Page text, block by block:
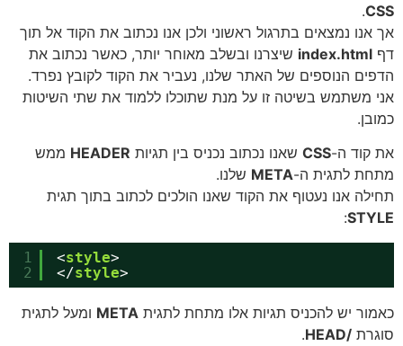
.
נמצאים בתרגול ראשוני ולכן אנו נכתוב את הקוד אל תוך
index.htmlשיצרנו ובשלב מאוחר יותר, כאשר נכתוב את
הנוספים של האתר שלנו, נעביר את הקוד לקובץ נפרד.
משתמש בשיטה זו על מנת שתוכלו ללמוד את שתי השיטות
ה-CSSשאנו נכתוב נכניס בין תגיותHEADERממש
לתגית ה-METAשלנו.
אנו נעטוף את הקוד שאנו הולכים לכתוב בתוך תגית
:
1
2
<style
</style
יש להכניס תגיות אלו מתחת לתגיתMETAומעל לתגית
/HEAD
.